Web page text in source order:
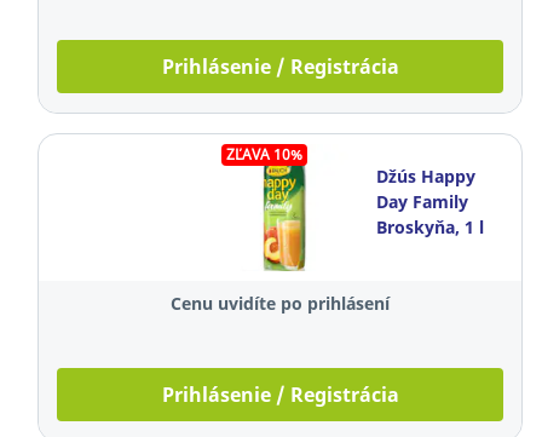
Prihlásenie / Registrácia
ZĽAVA 10%
Džús Happy
Day Family
Broskyňa, 1 l
Cenu uvidíte po prihlásení
Prihlásenie / Registrácia